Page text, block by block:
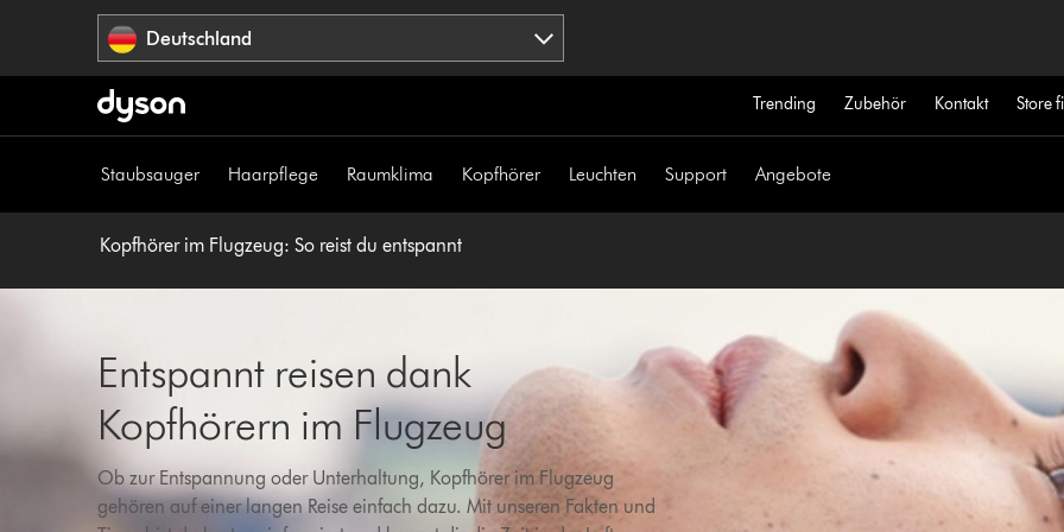
Deutschland
Trending Zubehör Kontakt Store
Staubsauger Haarpflege Raumklima Kopfhörer Leuchten Support Angebote
Kopfhörer im Flugzeug: So reist du entspannt
Entspannt reisen dank
Kopfhörern im Flugzeug
Ob zur Entspannung oder Unterhaltung, Kopfhörer im Flugzeug
gehören auf einer langen Reise einfach dazu. Mit unseren Fakten und